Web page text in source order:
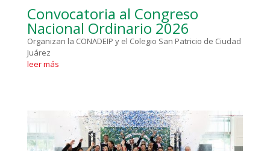
Convocatoria al Congreso
Nacional Ordinario 2026
Organizan la CONADEIP y el Colegio San Patricio de Ciudad
Juárez
leer más